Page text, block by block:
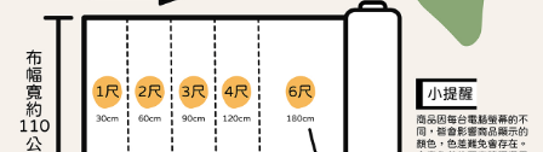
２．訂單成立數日內，您將收到繳費通知簡訊。
３．收到繳費通知簡訊後14天內，點擊此簡訊中的連結，可透過四大超商／
ATM／網路銀行／等多元方式進行付款，方視為交易完成。
※ 請注意：結帳手續完成當下不需立刻繳費，但若您需要取消訂單，請聯絡
購買商品的店家。未經商家同意取消之訂單仍視為有效，需透過AFTEE先享
後付繳納相關費用。
※ 交易是否成功請以「AFTEE先享後付 」之結帳頁面顯示為準，若有關於
每筆NT$65，滿NT$1,500(含以上)免運費
宅配
每筆NT$150，滿NT$1,500(含以上)免運費
離島宅配